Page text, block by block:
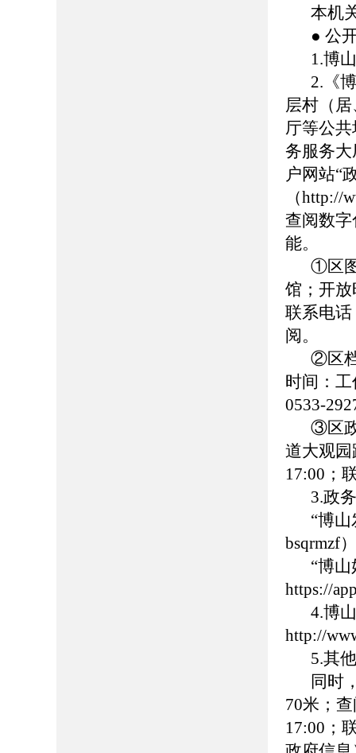
本机
● 公
1.博
2.《
层村（
厅等公
务服务
户网站“
（http://
查阅数
能。
①区
馆；开
联系电话
阅。
②区
时间：
0533-
③区
道大观
17:00；
3.政
“博
bsqrmzf
“博
https://
4.博
http://
5.其
同时
70米；
17:00；